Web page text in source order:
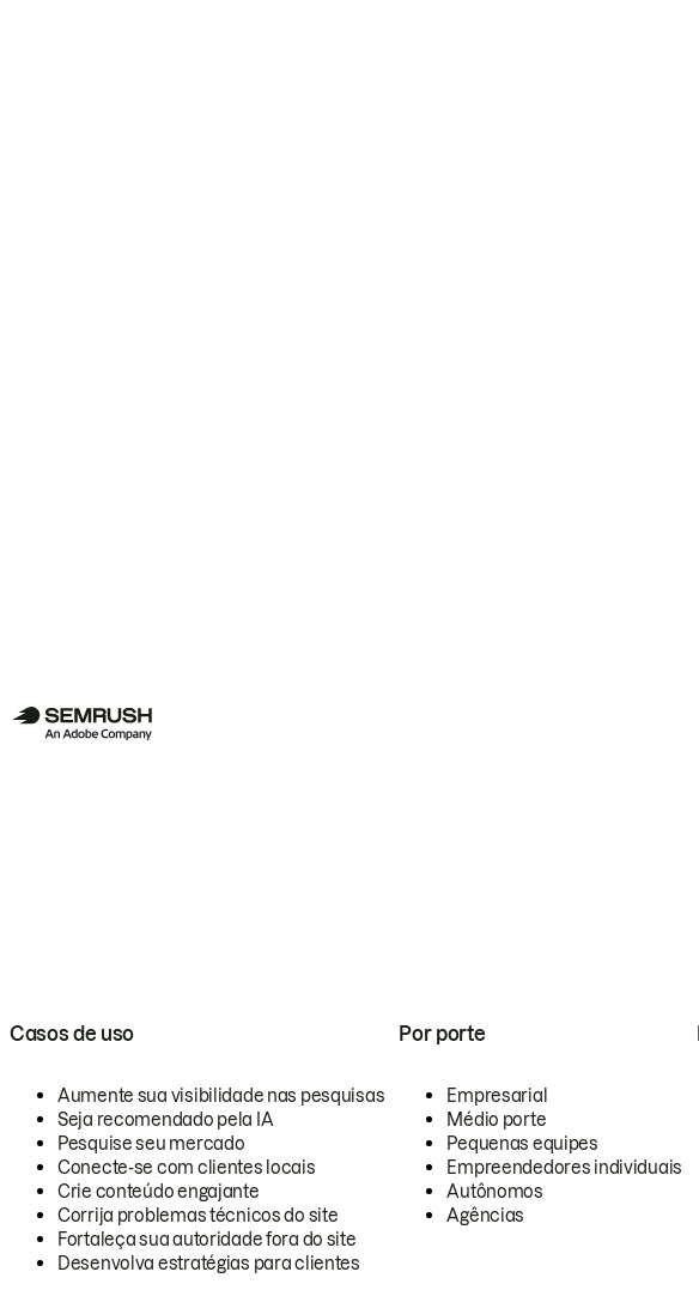
Casos de uso
Aumente sua visibilidade nas pesquisas
Seja recomendado pela IA
Pesquise seu mercado
Conecte-se com clientes locais
Crie conteúdo engajante
Corrija problemas técnicos do site
Fortaleça sua autoridade fora do site
Desenvolva estratégias para clientes
Por porte
Empresarial
Médio porte
Pequenas equipes
Empreendedores individuais
Autônomos
Agências